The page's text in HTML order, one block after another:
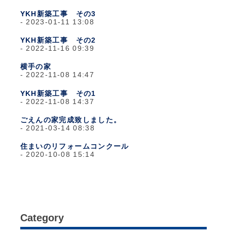
YKH新築工事 その3
2023-01-11 13:08
YKH新築工事 その2
2022-11-16 09:39
横手の家
2022-11-08 14:47
YKH新築工事 その1
2022-11-08 14:37
ごえんの家完成致しました。
2021-03-14 08:38
住まいのリフォームコンクール
2020-10-08 15:14
Category